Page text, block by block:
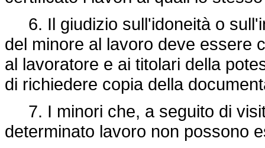
6. Il giudizio sull'idoneità o
del minore al lavoro deve essere
al lavoratore e ai titolari della
di richiedere copia della
7. I minori che, a seguito di
determinato lavoro non possono